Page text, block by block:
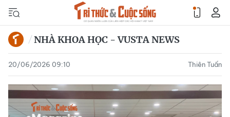
NHÀ KHOA HỌC - VUSTA NEWS
20/06/2026 09:10 Thiên Tuấn